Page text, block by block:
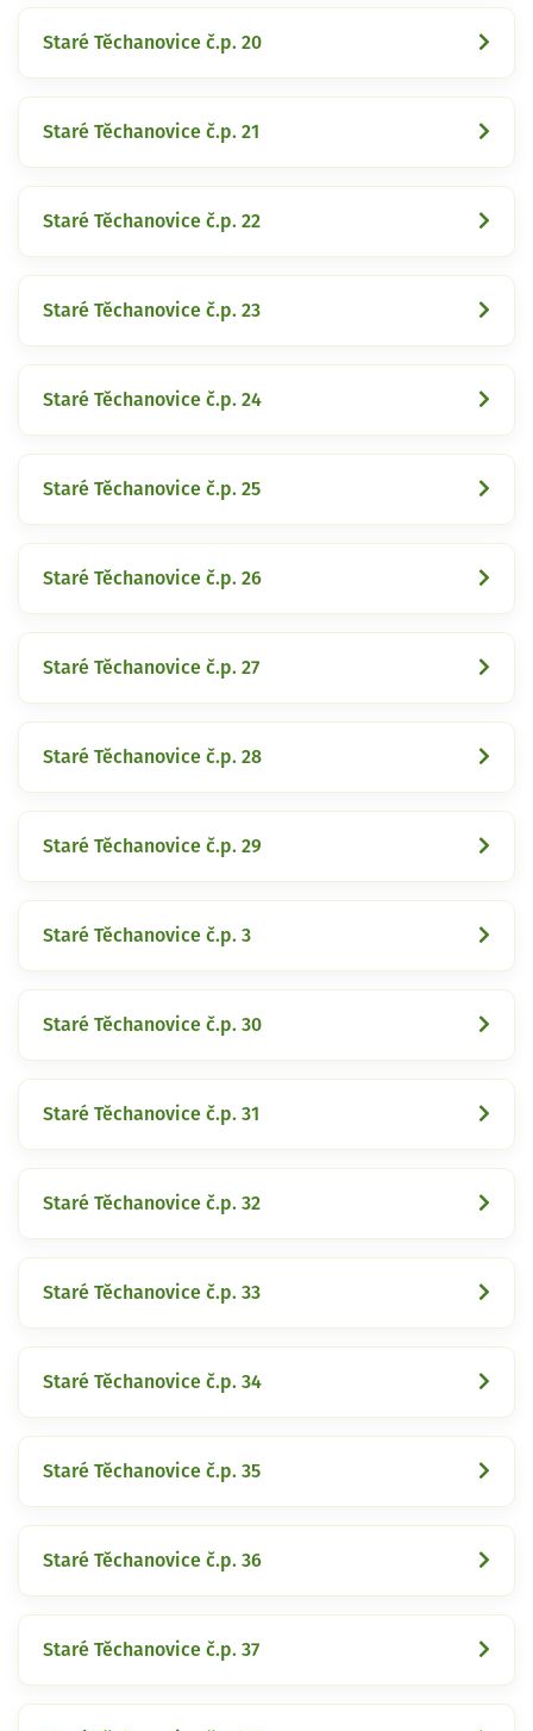
Staré Těchanovice č.p. 20
Staré Těchanovice č.p. 21
Staré Těchanovice č.p. 22
Staré Těchanovice č.p. 23
Staré Těchanovice č.p. 24
Staré Těchanovice č.p. 25
Staré Těchanovice č.p. 26
Staré Těchanovice č.p. 27
Staré Těchanovice č.p. 28
Staré Těchanovice č.p. 29
Staré Těchanovice č.p. 3
Staré Těchanovice č.p. 30
Staré Těchanovice č.p. 31
Staré Těchanovice č.p. 32
Staré Těchanovice č.p. 33
Staré Těchanovice č.p. 34
Staré Těchanovice č.p. 35
Staré Těchanovice č.p. 36
Staré Těchanovice č.p. 37